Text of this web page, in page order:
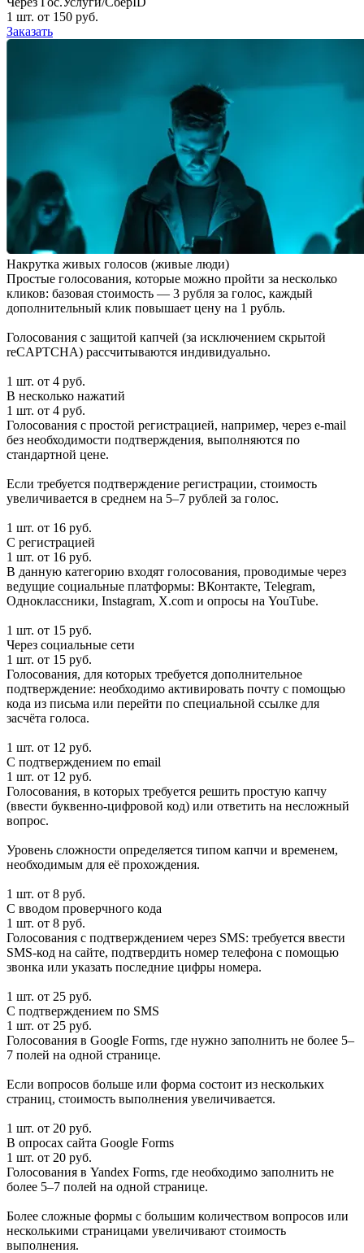
1 шт. от 150 руб.
Заказать
Накрутка живых голосов (живые люди)
Простые голосования, которые можно пройти за несколько
кликов: базовая стоимость — 3 рубля за голос, каждый
дополнительный клик повышает цену на 1 рубль.
Голосования с защитой капчей (за исключением скрытой
reCAPTCHA) рассчитываются индивидуально.
1 шт. от 4 руб.
В несколько нажатий
1 шт. от 4 руб.
Голосования с простой регистрацией, например, через e-mail
без необходимости подтверждения, выполняются по
стандартной цене.
Если требуется подтверждение регистрации, стоимость
увеличивается в среднем на 5–7 рублей за голос.
1 шт. от 16 руб.
С регистрацией
1 шт. от 16 руб.
В данную категорию входят голосования, проводимые через
ведущие социальные платформы: ВКонтакте, Telegram,
Одноклассники, Instagram, X.com и опросы на YouTube.
1 шт. от 15 руб.
Через социальные сети
1 шт. от 15 руб.
Голосования, для которых требуется дополнительное
подтверждение: необходимо активировать почту с помощью
кода из письма или перейти по специальной ссылке для
засчёта голоса.
1 шт. от 12 руб.
С подтверждением по email
1 шт. от 12 руб.
Голосования, в которых требуется решить простую капчу
(ввести буквенно-цифровой код) или ответить на несложный
вопрос.
Уровень сложности определяется типом капчи и временем,
необходимым для её прохождения.
1 шт. от 8 руб.
С вводом проверчного кода
1 шт. от 8 руб.
Голосования с подтверждением через SMS: требуется ввести
SMS-код на сайте, подтвердить номер телефона с помощью
звонка или указать последние цифры номера.
1 шт. от 25 руб.
С подтверждением по SMS
1 шт. от 25 руб.
Голосования в Google Forms, где нужно заполнить не более 5–
7 полей на одной странице.
Если вопросов больше или форма состоит из нескольких
страниц, стоимость выполнения увеличивается.
1 шт. от 20 руб.
В опросах сайта Google Forms
1 шт. от 20 руб.
Голосования в Yandex Forms, где необходимо заполнить не
более 5–7 полей на одной странице.
Более сложные формы с большим количеством вопросов или
несколькими страницами увеличивают стоимость
выполнения.